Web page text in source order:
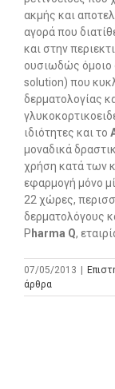
ακμής και
αγορά που
και στην
ουσιωδώς όμοιο
solution) που
δερματολογίας
ιδιότητες και το
μοναδικά
χρήση κατά των
εφαρμογή μόνο
22 χώρες,
δερματολόγους
P harma Q,
07/05/2013
άρθρα